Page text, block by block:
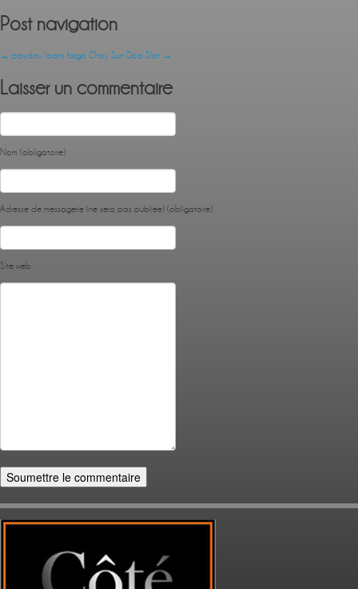
Post navigation
← payday loans fargo Choy Sun Doa Slot →
Laisser un commentaire
Nom (obligatoire)
Adresse de messagerie (ne sera pas publiée) (obligatoire)
Site web